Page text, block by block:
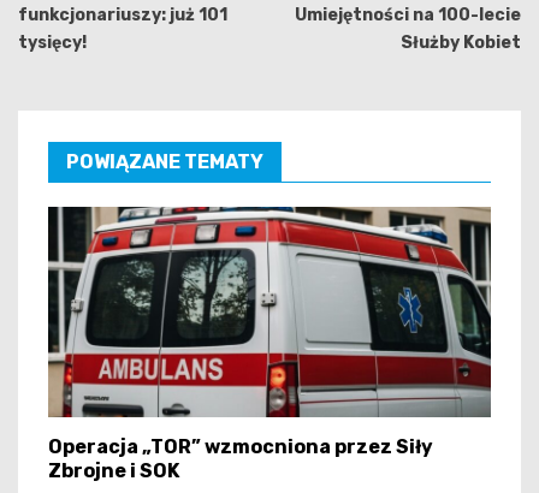
funkcjonariuszy: już 101
tysięcy!
Umiejętności na 100-lecie
Służby Kobiet
POWIĄZANE TEMATY
Operacja „TOR” wzmocniona przez Siły
Zbrojne i SOK